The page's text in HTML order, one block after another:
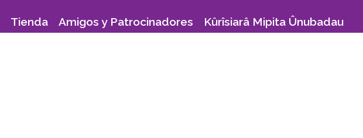
Tienda Amigos y Patrocinadores Kûrîsiarâ Mipita Ûnubadau